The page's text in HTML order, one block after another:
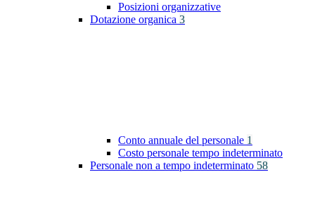
Posizioni organizzative
Dotazione organica 3
Conto annuale del personale 1
Costo personale tempo indeterminato
Personale non a tempo indeterminato 58